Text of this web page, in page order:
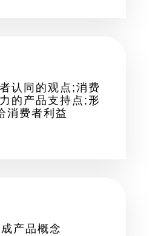
认同的观点;消费
的产品支持点;形
消费者利益
产品概念